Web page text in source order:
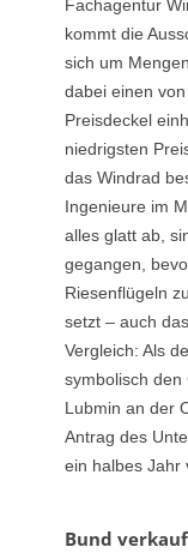
Fachagentur
kommt die
sich um
dabei einen
Preisdeckel
niedrigsten
das Windrad
Ingenieure im
alles glatt ab,
gegangen,
Riesenflügeln
setzt – auch
Vergleich: Als
symbolisch den
Lubmin an der
Antrag des
ein halbes Jahr
Bund